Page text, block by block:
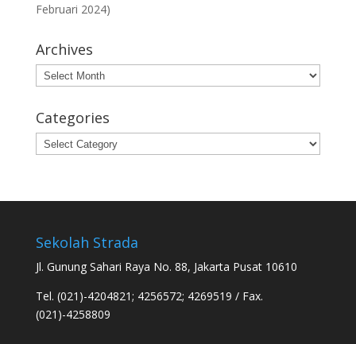
Februari 2024)
Archives
Archives
Categories
Categories
Sekolah Strada
Jl. Gunung Sahari Raya No. 88, Jakarta Pusat 10610
Tel. (021)-4204821; 4256572; 4269519 / Fax.
(021)-4258809